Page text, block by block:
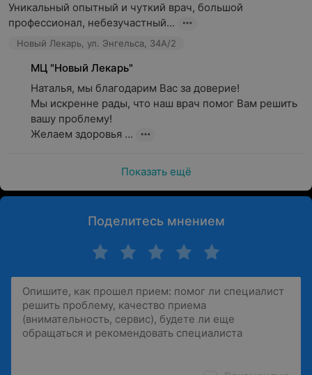
Уникальный опытный и чуткий врач, большой
профессионал, небезучастный...
Новый Лекарь, ул. Энгельса, 34А/2
МЦ "Новый Лекарь"
Наталья, мы благодарим Вас за доверие!
Мы искренне рады, что наш врач помог Вам решить
вашу проблему!
Желаем здоровья ...
Показать ещё
Поделитесь мнением